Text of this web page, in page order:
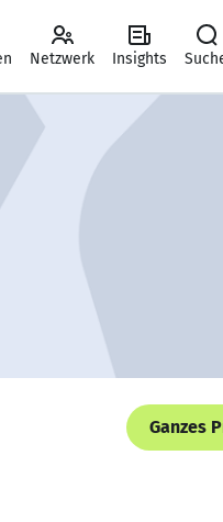
Netzwerk Insights
Ganzes